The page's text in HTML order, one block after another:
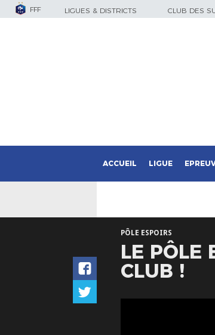
FFF LIGUES & DISTRICTS CLUB DES
ACCUEIL LIGUE
PÔLE ESPOIRS
LE PÔLE
CLUB !